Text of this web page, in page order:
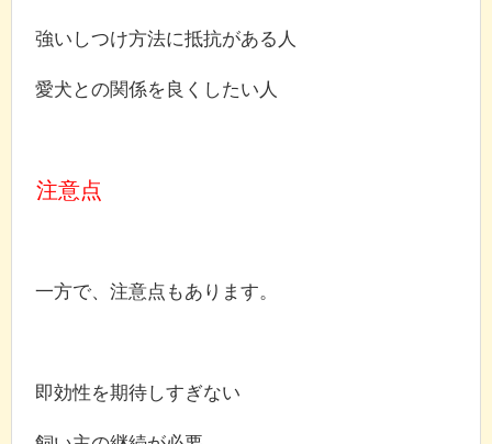
強いしつけ方法に抵抗がある人
愛犬との関係を良くしたい人
注意点
一方で、注意点もあります。
即効性を期待しすぎない